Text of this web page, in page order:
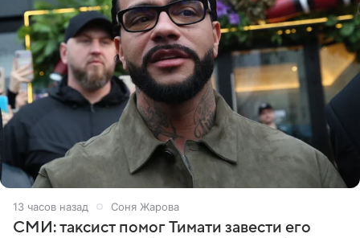
13 часов назад Соня Жарова
СМИ: таксист помог Тимати завести его